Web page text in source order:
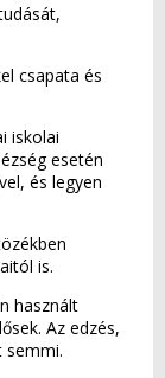
csapata és
iskolai
esetén
és legyen
is.
használt
Az edzés,
semmi.